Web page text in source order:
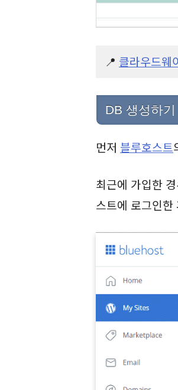
📍 클라우드웨
DB 생성하기
먼저 블루호스트
최근에 가입한
스트에 로그인